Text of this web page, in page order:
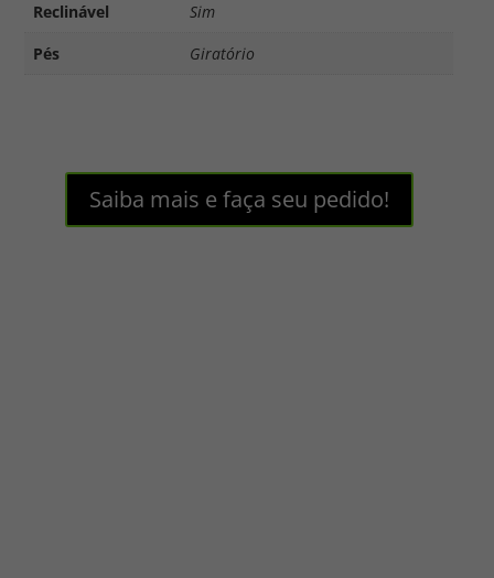
Reclinável
Sim
Pés
Giratório
Saiba mais e faça seu pedido!